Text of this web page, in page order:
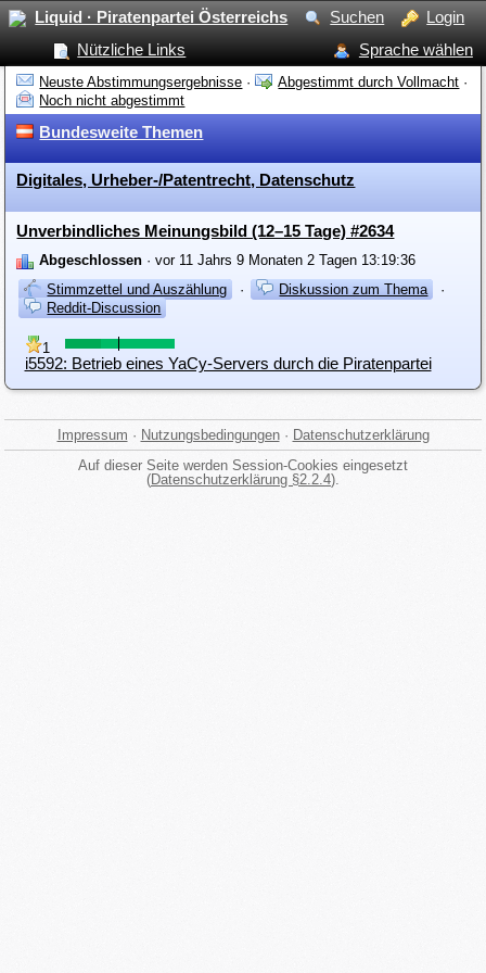
Liquid · Piratenpartei Österreichs Suchen
Login
Nützliche Links
Sprache wählen
Neuste Abstimmungsergebnisse · Abgestimmt durch Vollmacht ·
Noch nicht abgestimmt
Bundesweite Themen
Digitales, Urheber-/Patentrecht, Datenschutz
Unverbindliches Meinungsbild (12–15 Tage) #2634
Abgeschlossen · vor 11 Jahrs 9 Monaten 2 Tagen 13:19:36
Stimmzettel und Auszählung
· Diskussion zum Thema
·
Reddit-Discussion
1
i5592: Betrieb eines YaCy-Servers durch die Piratenpartei
Impressum · Nutzungsbedingungen· Datenschutzerklärung
Auf dieser Seite werden Session-Cookies eingesetzt
(Datenschutzerklärung §2.2.4).